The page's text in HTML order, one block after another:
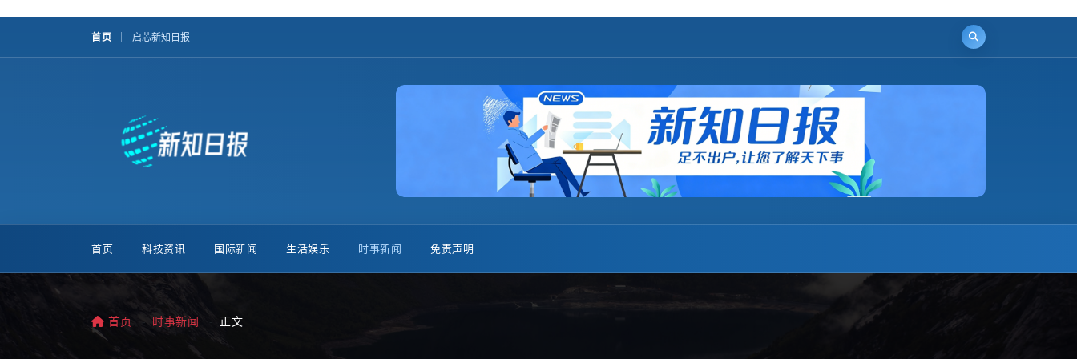
首页 启芯新知日报
首页 科技资讯 国际新闻 生活娱乐 时事新闻 免责声明
首页 时事新闻 正文